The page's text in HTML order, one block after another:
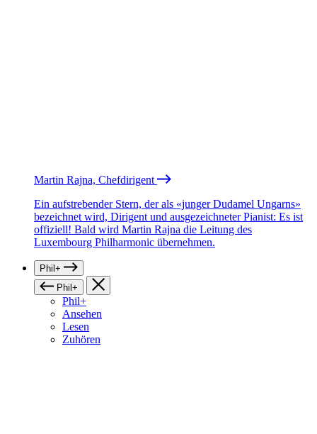
Martin Rajna, Chefdirigent
Ein aufstrebender Stern, der als «junger Dudamel Ungarns»
bezeichnet wird, Dirigent und ausgezeichneter Pianist: Es ist
offiziell! Bald wird Martin Rajna die Leitung des
Luxembourg Philharmonic übernehmen.
Phil+
Phil+
Phil+
Ansehen
Lesen
Zuhören